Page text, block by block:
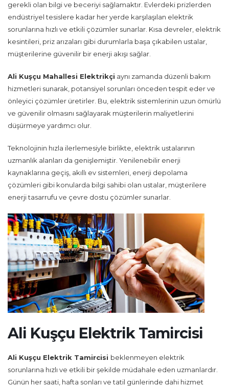
gerekli olan bilgi ve beceriyi sağlamaktır. Evlerdeki prizlerden
endüstriyel tesislere kadar her yerde karşılaşılan elektrik
sorunlarına hızlı ve etkili çözümler sunarlar. Kısa devreler, elektrik
kesintileri, priz arızaları gibi durumlarla başa çıkabilen ustalar,
müşterilerine güvenilir bir enerji akışı sağlar.
Ali Kuşçu Mahallesi Elektrikçi aynı zamanda düzenli bakım
hizmetleri sunarak, potansiyel sorunları önceden tespit eder ve
önleyici çözümler üretirler. Bu, elektrik sistemlerinin uzun ömürlü
ve güvenilir olmasını sağlayarak müşterilerin maliyetlerini
düşürmeye yardımcı olur.
Teknolojinin hızla ilerlemesiyle birlikte, elektrik ustalarının
uzmanlık alanları da genişlemiştir. Yenilenebilir enerji
kaynaklarına geçiş, akıllı ev sistemleri, enerji depolama
çözümleri gibi konularda bilgi sahibi olan ustalar, müşterilere
enerji tasarrufu ve çevre dostu çözümler sunarlar.
Ali Kuşçu Elektrik Tamircisi
Ali Kuşçu Elektrik Tamircisi beklenmeyen elektrik
sorunlarına hızlı ve etkili bir şekilde müdahale eden uzmanlardır.
Günün her saati, hafta sonları ve tatil günlerinde dahi hizmet